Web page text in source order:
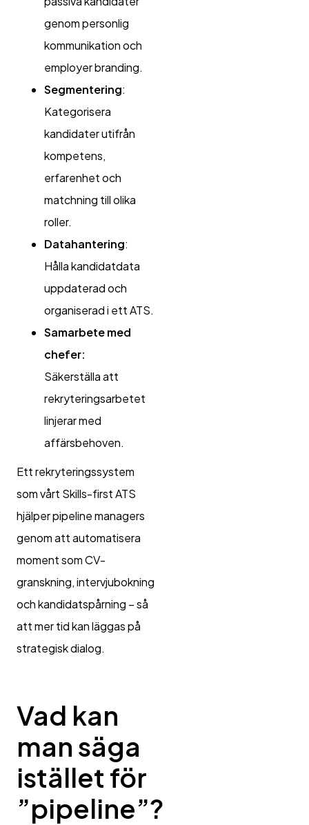
genom personlig
kommunikation och
employer branding.
Segmentering:
Kategorisera
kandidater utifrån
kompetens,
erfarenhet och
matchning till olika
roller.
Datahantering:
Hålla kandidatdata
uppdaterad och
organiserad i ett ATS.
Samarbete med
chefer:
Säkerställa att
rekryteringsarbetet
linjerar med
affärsbehoven.
Ett rekryteringssystem
som vårt Skills-first ATS
hjälper pipeline managers
genom att automatisera
moment som CV-
granskning, intervjubokning
och kandidatspårning – så
att mer tid kan läggas på
strategisk dialog.
Vad kan
man säga
istället för
”pipeline”?